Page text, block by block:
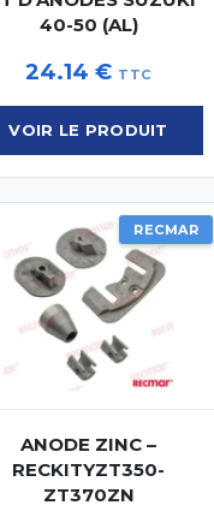
40-50 (AL)
24.14€ TTC
VOIR LE PRODUIT
RECMAR
ANODE ZINC –
RECKITYZT350-
ZT370ZN